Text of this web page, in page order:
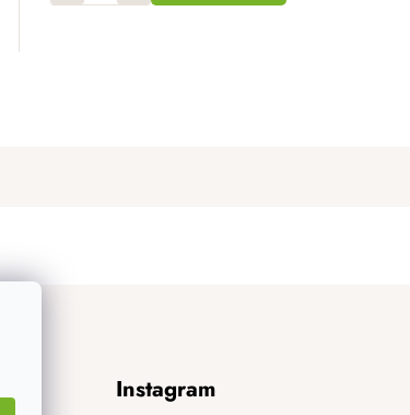
Instagram